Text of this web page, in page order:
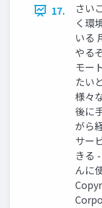
17.
さい
く環
いる
やる
モー
たい
様々
後に
がら
サー
きる
んに